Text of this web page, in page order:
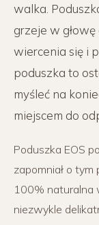
walka.
grzeje w głowę
wiercenia się i
poduszka to
myśleć na
miejscem do
Poduszka EOS
zapomniał o
100% naturalna
niezwykle